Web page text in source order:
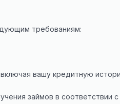
требованиям:
вашу кредитную
займов в соответствии